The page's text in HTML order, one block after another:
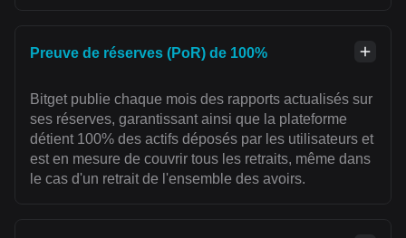
Preuve de réserves (PoR) de 100%
Bitget publie chaque mois des rapports actualisés sur
ses réserves, garantissant ainsi que la plateforme
détient 100% des actifs déposés par les utilisateurs et
est en mesure de couvrir tous les retraits, même dans
le cas d'un retrait de l'ensemble des avoirs.